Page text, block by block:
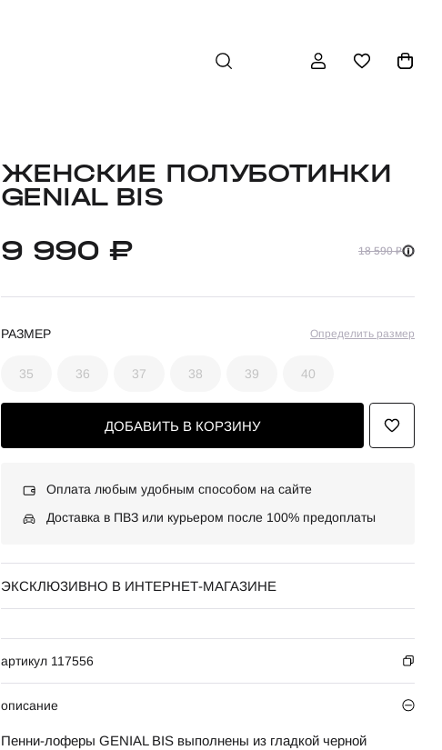
ЖЕНСКИЕ ПОЛУБОТИНКИ
GENIAL BIS
9 990 ₽ 18 590 ₽
РАЗМЕР Определить размер
35 36 37 38 39 40
ДОБАВИТЬ В КОРЗИНУ
Оплата любым удобным способом на сайте
Доставка в ПВЗ или курьером после 100% предоплаты
ЭКСКЛЮЗИВНО В ИНТЕРНЕТ-МАГАЗИНЕ
артикул 117556
описание
Пенни-лоферы GENIAL BIS выполнены из гладкой черной